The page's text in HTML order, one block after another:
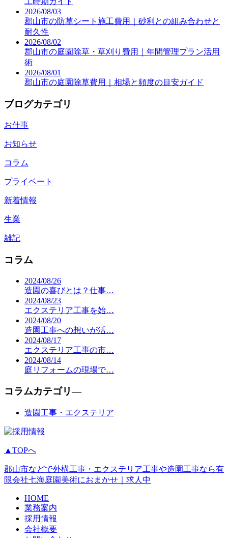
2026/08/03
郡山市の防草シート施工費用｜砂利との組み合わせと
耐久性
2026/08/02
郡山市の庭園除草・草刈り費用｜年間管理プラン活用
術
2026/08/01
郡山市の庭園除草費用｜相場と頻度の目安ガイド
ブログカテゴリ
お仕事
お知らせ
コラム
プライベート
新着情報
生業
雑記
コラム
2024/08/26
造園の喜びとは？仕事…
2024/08/23
エクステリア工事を始…
2024/08/20
造園工事への想いが活…
2024/08/17
エクステリア工事の市…
2024/08/14
庭リフォームの現場で…
コラムカテゴリ―
造園工事・エクステリア
▲TOPへ
郡山市などで外構工事・エクステリア工事や造園工事なら有
限会社七海庭園美術におまかせ｜求人中
HOME
業務案内
採用情報
会社概要